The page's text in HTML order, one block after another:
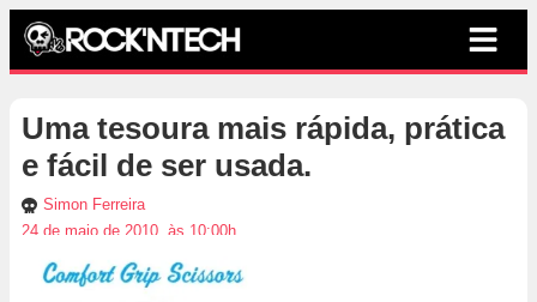
Uma tesoura mais rápida, prática
e fácil de ser usada.
Simon Ferreira
24 de maio de 2010, às 10:00h